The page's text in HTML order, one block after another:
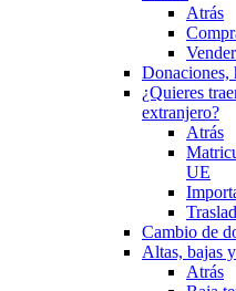
Atrás
Donaciones,
¿Quieres
extranjero?
Atrás
UE
Cambio de
Altas, bajas
Atrás